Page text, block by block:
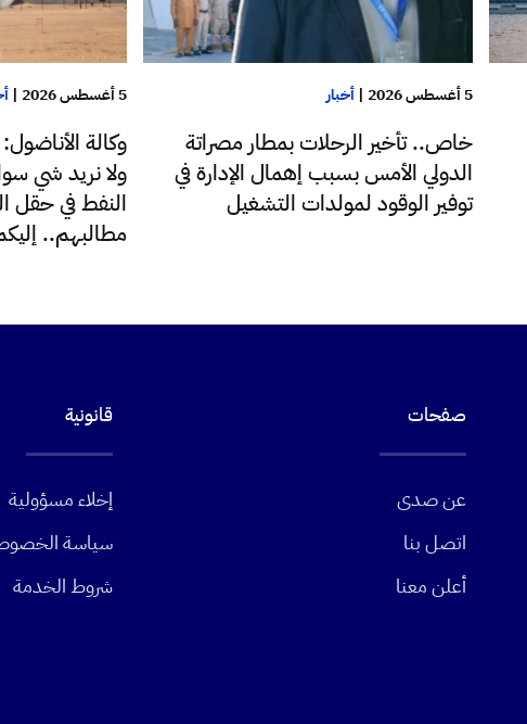
5 أغسطس 2026 | أخبار
خاص.. تأخير الرحلات بمطار مصراتة
الدولي الأمس بسبب إهمال الإدارة في
توفير الوقود لمولدات التشغيل
5 أغسطس 2026 |
وكالة
ولا نريد شي
النفط في حقل
مطالبهم..
صفحات
عن صدى
اتصل بنا
أعلن معنا
قانونية
إخلاء مسؤولية
سياسة
شروط الخدمة